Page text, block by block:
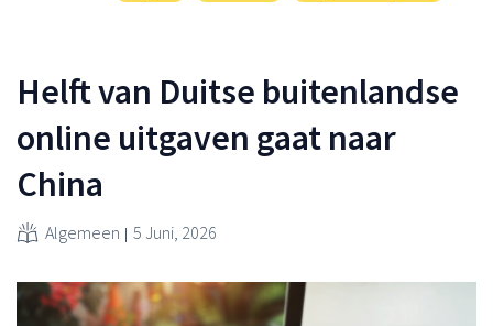
Helft van Duitse buitenlandse
online uitgaven gaat naar
China
Algemeen 5 Juni, 2026